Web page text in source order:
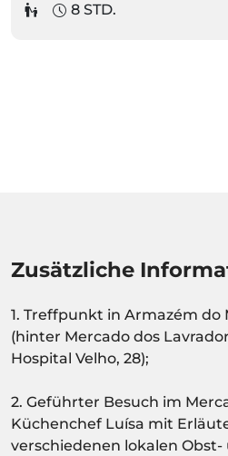
8 STD.
Zusätzliche
1. Treffpunkt in Armazém do
(hinter Mercado dos
Hospital Velho, 28);
2. Geführter Besuch im
Küchenchef Luísa mit
verschiedenen lokalen